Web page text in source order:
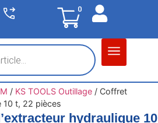
0
/ KS TOOLS Outillage/ Coffret
10 t, 22 pièces
hydraulique